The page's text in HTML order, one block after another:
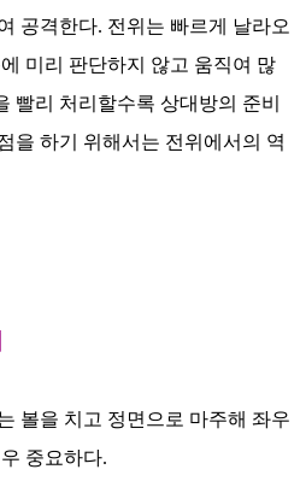
공격한다. 전위는 빠르게 날라오
미리 판단하지 않고 움직여 많
빨리 처리할수록 상대방의 준비
을 하기 위해서는 전위에서의 역
볼을 치고 정면으로 마주해 좌우
중요하다.